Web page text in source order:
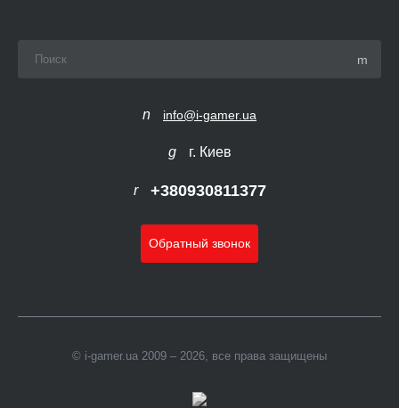
info@i-gamer.ua
г. Киев
+380930811377
Обратный звонок
© i-gamer.ua 2009 – 2026, все права защищены